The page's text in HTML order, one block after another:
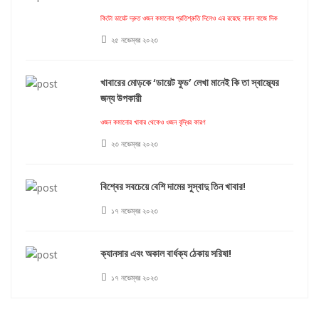
কিটো ডায়েট দ্রুত ওজন কমানোর প্রতিশ্রুতি দিলেও এর রয়েছে নানান বাজে দিক
২৫ নভেম্বর ২০২৩
খাবারের মোড়কে ‘ডায়েট ফুড’ লেখা মানেই কি তা স্বাস্থ্যের
জন্য উপকারী
ওজন কমানোর খাবার থেকেও ওজন বৃদ্ধির কারণ
২৩ নভেম্বর ২০২৩
বিশ্বের সবচেয়ে বেশি দামের সুস্বাদু তিন খাবার!
১৭ নভেম্বর ২০২৩
ক্যানসার এবং অকাল বার্ধক্য ঠেকায় সরিষা!
১৭ নভেম্বর ২০২৩